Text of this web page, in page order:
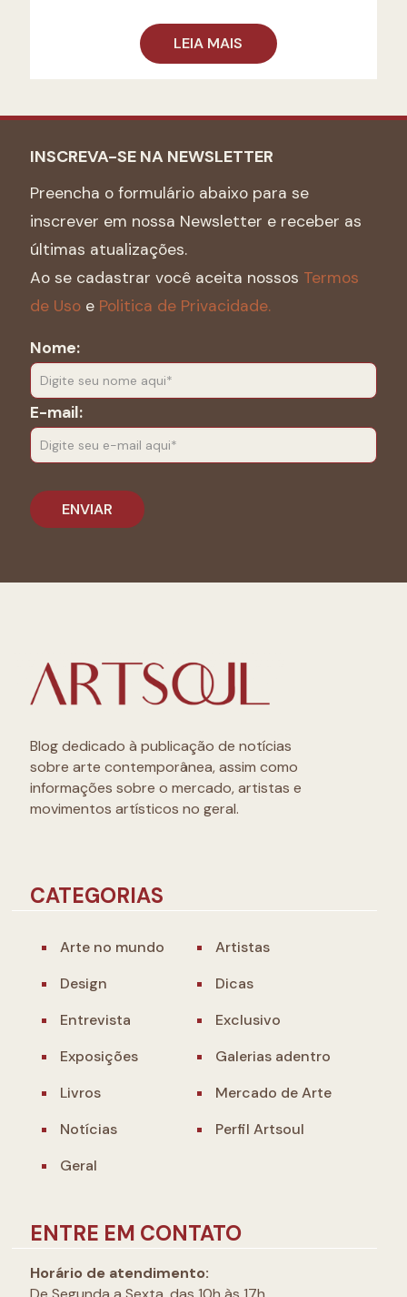
LEIA MAIS
INSCREVA-SE NA NEWSLETTER
Preencha o formulário abaixo para se
inscrever em nossa Newsletter e receber as
últimas atualizações.
Ao se cadastrar você aceita nossos Termos
de Uso e Politica de Privacidade.
Nome:
E-mail:
Blog dedicado à publicação de notícias
sobre arte contemporânea, assim como
informações sobre o mercado, artistas e
movimentos artísticos no geral.
CATEGORIAS
Arte no mundo
Artistas
Design
Dicas
Entrevista
Exclusivo
Exposições
Galerias adentro
Livros
Mercado de Arte
Notícias
Perfil Artsoul
Geral
ENTRE EM CONTATO
Horário de atendimento: